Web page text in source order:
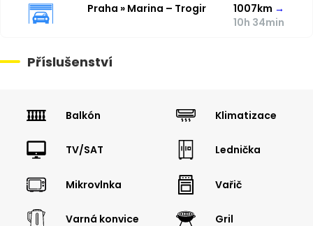
Praha » Marina – Trogir 1007km →
10h 34min
Příslušenství
Balkón Klimatizace
TV/SAT Lednička
Mikrovlnka Vařič
Varná konvice Gril